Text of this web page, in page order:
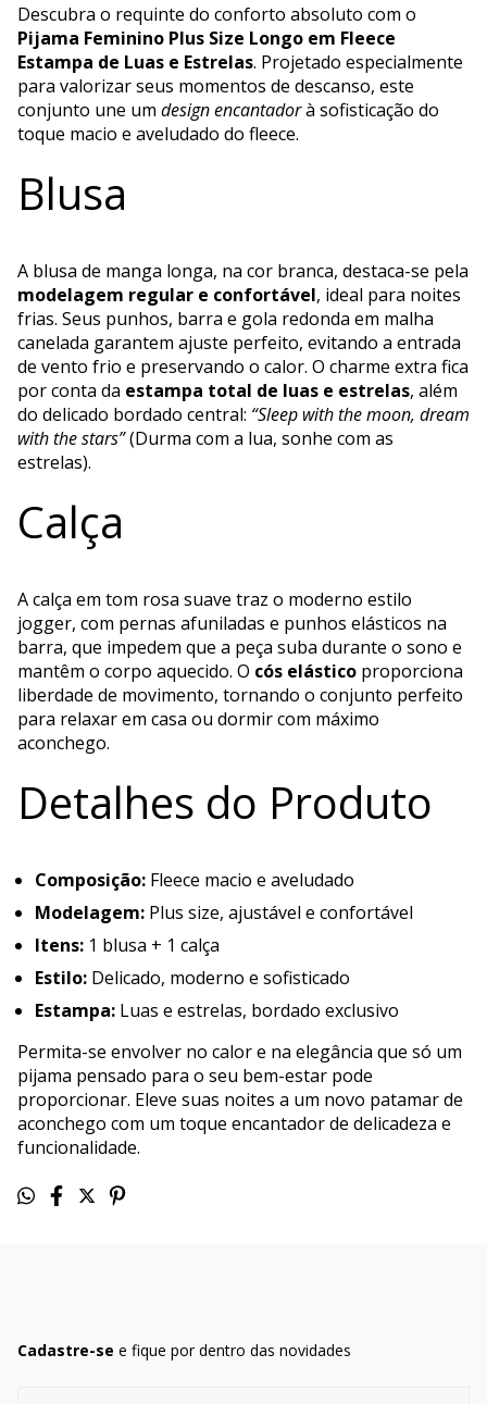
Descubra o requinte do conforto absoluto com o
Pijama Feminino Plus Size Longo em Fleece
Estampa de Luas e Estrelas. Projetado especialmente
para valorizar seus momentos de descanso, este
conjunto une um design encantadorà sofisticação do
toque macio e aveludado do fleece.
Blusa
A blusa de manga longa, na cor branca, destaca-se pela
modelagem regular e confortável, ideal para noites
frias. Seus punhos, barra e gola redonda em malha
canelada garantem ajuste perfeito, evitando a entrada
de vento frio e preservando o calor. O charme extra fica
por conta da estampa total de luas e estrelas, além
do delicado bordado central: “Sleep with the moon, dream
with the stars”(Durma com a lua, sonhe com as
estrelas).
Calça
A calça em tom rosa suave traz o moderno estilo
jogger, com pernas afuniladas e punhos elásticos na
barra, que impedem que a peça suba durante o sono e
mantêm o corpo aquecido. O cós elástico proporciona
liberdade de movimento, tornando o conjunto perfeito
para relaxar em casa ou dormir com máximo
aconchego.
Detalhes do Produto
Composição: Fleece macio e aveludado
Modelagem: Plus size, ajustável e confortável
Itens: 1 blusa + 1 calça
Estilo: Delicado, moderno e sofisticado
Estampa: Luas e estrelas, bordado exclusivo
Permita-se envolver no calor e na elegância que só um
pijama pensado para o seu bem-estar pode
proporcionar. Eleve suas noites a um novo patamar de
aconchego com um toque encantador de delicadeza e
funcionalidade.
Cadastre-se e fique por dentro das novidades